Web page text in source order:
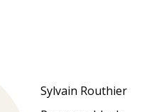
Sylvain Routhier